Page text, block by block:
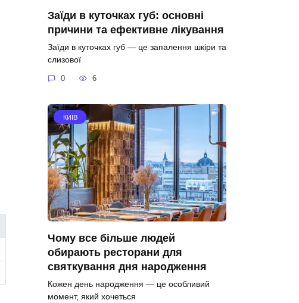
Заїди в куточках губ: основні
причини та ефективне лікування
Заїди в куточках губ — це запалення шкіри та
слизової
0 6
КИЇВ
Чому все більше людей
обирають ресторани для
святкування дня народження
Кожен день народження — це особливий
момент, який хочеться